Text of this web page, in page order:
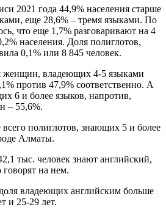
2021 года 44,9% населения старше
еще 28,6% – тремя языками. По
что еще 1,7% разговаривают на 4
населения. Доля полиглотов,
0,1% или 8 845 человек.
владеющих 4-5 языками
против 47,9% соответственно. А
6 и более языков, напротив,
– 55,6%.
полиглотов, знающих 5 и более
Алматы.
тыс. человек знают английский,
на нем.
владеющих английским больше
и 25-29 лет.